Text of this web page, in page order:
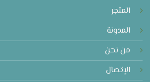
المتجر
المدونة
من نحن
الإتصال